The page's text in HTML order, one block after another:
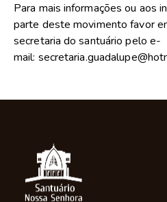
Para mais informações ou aos
parte deste movimento favor
secretaria do santuário pelo e-
mail: